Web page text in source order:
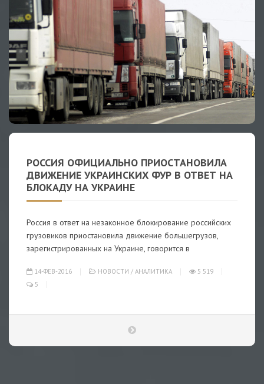
РОССИЯ ОФИЦИАЛЬНО ПРИОСТАНОВИЛА
ДВИЖЕНИЕ УКРАИНСКИХ ФУР В ОТВЕТ НА
БЛОКАДУ НА УКРАИНЕ
Россия в ответ на незаконное блокирование российских
грузовиков приостановила движение большегрузов,
зарегистрированных на Украине, говорится в
14-ФЕВ-2016 НОВОСТИ / АНАЛИТИКА
5 519
5